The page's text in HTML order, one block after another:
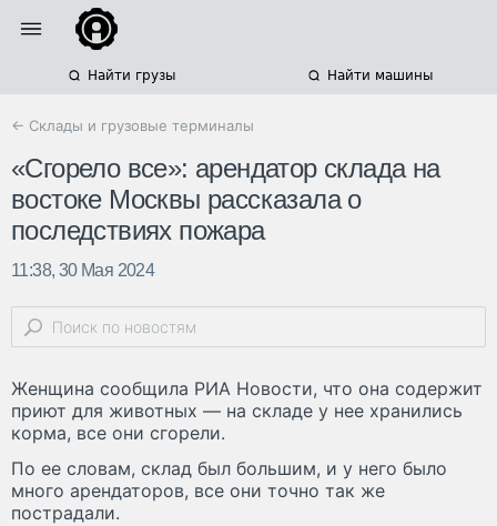
Найти грузы Найти машины
← Склады и грузовые терминалы
«Сгорело все»: арендатор склада на
востоке Москвы рассказала о
последствиях пожара
11:38, 30 Мая 2024
Женщина сообщила РИА Новости, что она содержит
приют для животных — на складе у нее хранились
корма, все они сгорели.
По ее словам, склад был большим, и у него было
много арендаторов, все они точно так же
пострадали.